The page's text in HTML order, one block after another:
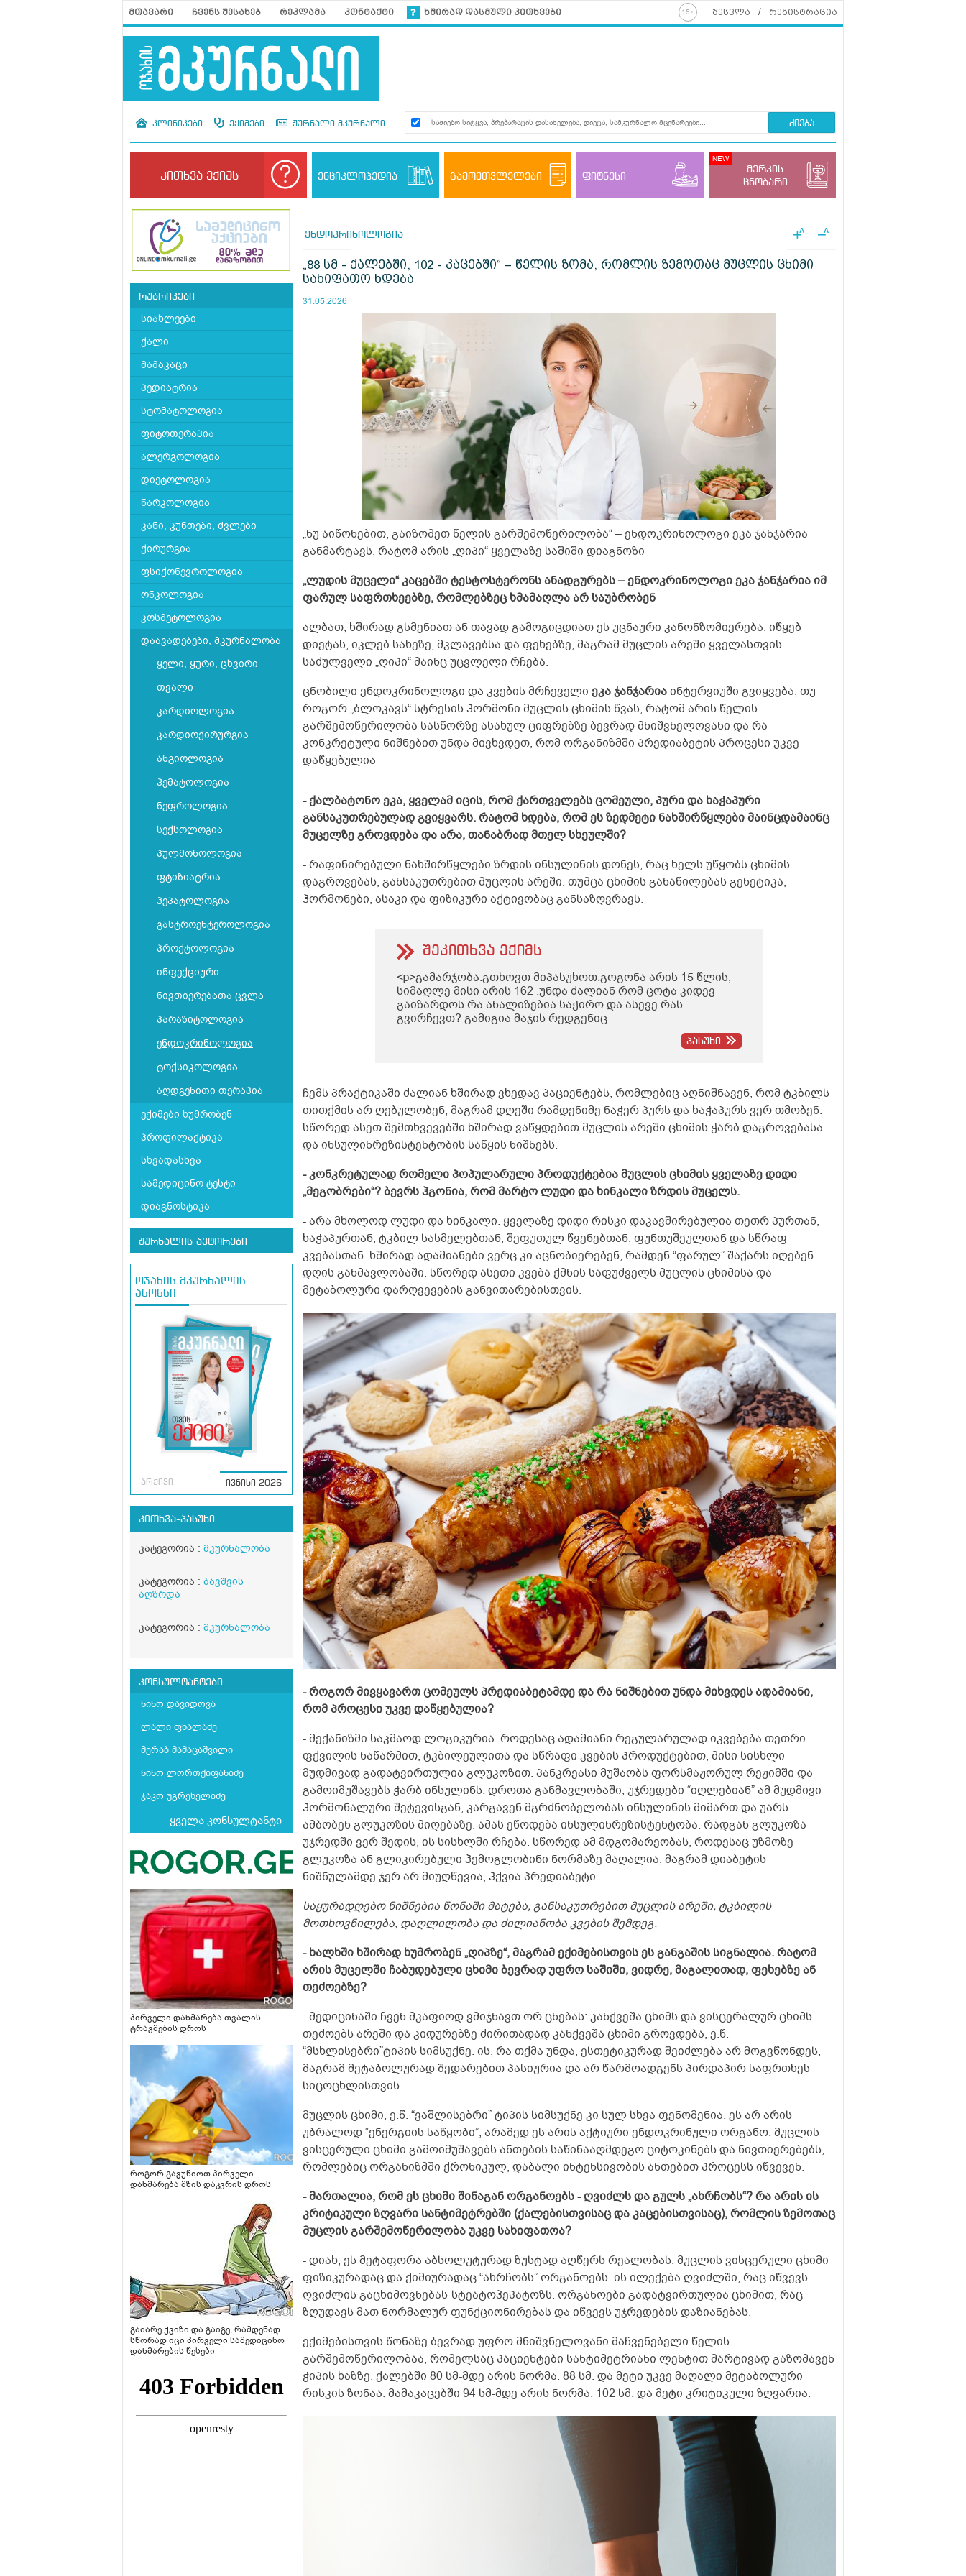
მთავარი ჩვენს შესახებ რეკლამა კონტაქტი ხშირად დასმული კითხვები შესვლა რეგისტრაცია
კლინიკები ექიმები ჟურნალი მკურნალი ძიება
კითხვა ექიმს ენციკლოპედია გამომთვლელები ფიტნესი
მერკის
ცნობარი
რუბრიკები
სიახლეები
ქალი
მამაკაცი
პედიატრია
სტომატოლოგია
ფიტოთერაპია
ალერგოლოგია
დიეტოლოგია
ნარკოლოგია
კანი, კუნთები, ძვლები
ქირურგია
ფსიქონევროლოგია
ონკოლოგია
კოსმეტოლოგია
დაავადებები, მკურნალობა
ყელი, ყური, ცხვირი
თვალი
კარდიოლოგია
კარდიოქირურგია
ანგიოლოგია
ჰემატოლოგია
ნეფროლოგია
სექსოლოგია
პულმონოლოგია
ფტიზიატრია
ჰეპატოლოგია
გასტროენტეროლოგია
პროქტოლოგია
ინფექციური
ნივთიერებათა ცვლა
პარაზიტოლოგია
ენდოკრინოლოგია
ტოქსიკოლოგია
აღდგენითი თერაპია
ექიმები ხუმრობენ
პროფილაქტიკა
სხვადასხვა
სამედიცინო ტესტი
დიაგნოსტიკა
ჟურნალის ავტორები
ოჯახის მკურნალის
ანონსი
არქივი ივნისი 2026
კითხვა-პასუხი
კატეგორია : მკურნალობა
კატეგორია : ბავშვის
აღზრდა
კატეგორია : მკურნალობა
კონსულტანტები
ნინო დავიდოვა
ლალი ფხალაძე
მერაბ მამაცაშვილი
ნინო ლორთქიფანიძე
ჯაკო უგრეხელიძე
ყველა კონსულტანტი
პირველი დახმარება თვალის
ტრავმების დროს
როგორ გავუწიოთ პირველი
დახმარება მზის დაკვრის დროს
გაიარე ქვიზი და გაიგე, რამდენად
სწორად იცი პირველი სამედიცინო
დახმარების წესები
ენდოკრინოლოგია +A −A
„88 სმ - ქალებში, 102 - კაცებში“ – წელის ზომა, რომლის ზემოთაც მუცლის ცხიმი
სახიფათო ხდება
31.05.2026
„ნუ აიწონებით, გაიზომეთ წელის გარშემოწერილობა“ – ენდოკრინოლოგი ეკა ჯანჯარია
განმარტავს, რატომ არის „ღიპი“ ყველაზე საშიში დიაგნოზი
„ლუდის მუცელი“ კაცებში ტესტოსტერონს ანადგურებს – ენდოკრინოლოგი ეკა ჯანჯარია იმ
ფარულ საფრთხეებზე, რომლებზეც ხმამაღლა არ საუბრობენ
ალბათ, ხშირად გსმენიათ ან თავად გამოგიცდიათ ეს უცნაური კანონზომიერება: იწყებ
დიეტას, იკლებ სახეზე, მკლავებსა და ფეხებზე, მაგრამ მუცლის არეში ყველასთვის
საძულველი „ღიპი“ მაინც უცვლელი რჩება.
ცნობილი ენდოკრინოლოგი და კვების მრჩეველი ეკაჯანჯარიაინტერვიუში გვიყვება, თუ
როგორ „ბლოკავს“ სტრესის ჰორმონი მუცლის ცხიმის წვას, რატომ არის წელის
გარშემოწერილობა სასწორზე ასახულ ციფრებზე ბევრად მნიშვნელოვანი და რა
კონკრეტული ნიშნებით უნდა მივხვდეთ, რომ ორგანიზმში პრედიაბეტის პროცესი უკვე
დაწყებულია
- ქალბატონო ეკა, ყველამ იცის, რომ ქართველებს ცომეული, პური და ხაჭაპური
განსაკუთრებულად გვიყვარს. რატომ ხდება, რომ ეს ზედმეტი ნახშირწყლები მაინცდამაინც
მუცელზე გროვდება და არა, თანაბრად მთელ სხეულში?
- რაფინირებული ნახშირწყლები ზრდის ინსულინის დონეს, რაც ხელს უწყობს ცხიმის
დაგროვებას, განსაკუთრებით მუცლის არეში. თუმცა ცხიმის განაწილებას გენეტიკა,
ჰორმონები, ასაკი და ფიზიკური აქტივობაც განსაზღვრავს.
შეკითხვა ექიმს
<p>გამარჯობა.გთხოვთ მიპასუხოთ.გოგონა არის 15 წლის,
სიმაღლე მისი არის 162 .უნდა ძალიან რომ ცოტა კიდევ
გაიზარდოს.რა ანალიზებია საჭირო და ასევე რას
გვირჩევთ? გამიგია მაჯის რედგენიც
საჭიროა.გენეტიკურად მამა მაღალი. დედა იგივე
სიმაღლის 162 სმ.მოხრაც ახასიათებს რადგან აქვს
იტყვით ?</p>
პასუხი
ჩემს პრაქტიკაში ძალიან ხშირად ვხედავ პაციენტებს, რომლებიც აღნიშნავენ, რომ ტკბილს
თითქმის არ ღებულობენ, მაგრამ დღეში რამდენიმე ნაჭერ პურს და ხაჭაპურს ვერ თმობენ.
სწორედ ასეთ შემთხვევებში ხშირად ვაწყდებით მუცლის არეში ცხიმის ჭარბ დაგროვებასა
და ინსულინრეზისტენტობის საწყის ნიშნებს.
- კონკრეტულად რომელი პოპულარული პროდუქტებია მუცლის ცხიმის ყველაზე დიდი
„მეგობრები“? ბევრს ჰგონია, რომ მარტო ლუდი და ხინკალი ზრდის მუცელს.
- არა მხოლოდ ლუდი და ხინკალი. ყველაზე დიდი რისკი დაკავშირებულია თეთრ პურთან,
ხაჭაპურთან, ტკბილ სასმელებთან, შეფუთულ წვენებთან, ფუნთუშეულთან და სწრაფ
კვებასთან. ხშირად ადამიანები ვერც კი აცნობიერებენ, რამდენ “ფარულ” შაქარს იღებენ
დღის განმავლობაში. სწორედ ასეთი კვება ქმნის საფუძველს მუცლის ცხიმისა და
მეტაბოლური დარღვევების განვითარებისთვის.
- როგორ მივყავართ ცომეულს პრედიაბეტამდე და რა ნიშნებით უნდა მიხვდეს ადამიანი,
რომ პროცესი უკვე დაწყებულია?
- მექანიზმი საკმაოდ ლოგიკურია. როდესაც ადამიანი რეგულარულად იკვებება თეთრი
ფქვილის ნაწარმით, ტკბილეულითა და სწრაფი კვების პროდუქტებით, მისი სისხლი
მუდმივად გადატვირთულია გლუკოზით. პანკრეასი მუშაობს ფორსმაჟორულ რეჟიმში და
გამოიმუშავებს ჭარბ ინსულინს. დროთა განმავლობაში, უჯრედები “იღლებიან” ამ მუდმივი
ჰორმონალური შეტევისგან, კარგავენ მგრძნობელობას ინსულინის მიმართ და უარს
ამბობენ გლუკოზის მიღებაზე. ამას ეწოდება ინსულინრეზისტენტობა. რადგან გლუკოზა
უჯრედში ვერ შედის, ის სისხლში რჩება. სწორედ ამ მდგომარეობას, როდესაც უზმოზე
გლუკოზა ან გლიკირებული ჰემოგლობინი ნორმაზე მაღალია, მაგრამ დიაბეტის
ნიშნულამდე ჯერ არ მიუღწევია, ჰქვია პრედიაბეტი.
საყურადღებო ნიშნებია წონაში მატება, განსაკუთრებით მუცლის არეში, ტკბილის
მოთხოვნილება, დაღლილობა და ძილიანობა კვების შემდეგ.
- ხალხში ხშირად ხუმრობენ „ღიპზე“, მაგრამ ექიმებისთვის ეს განგაშის სიგნალია. რატომ
არის მუცელში ჩაბუდებული ცხიმი ბევრად უფრო საშიში, ვიდრე, მაგალითად, ფეხებზე ან
თეძოებზე?
- მედიცინაში ჩვენ მკაფიოდ ვმიჯნავთ ორ ცნებას: კანქვეშა ცხიმს და ვისცერალურ ცხიმს.
თეძოებს არეში და კიდურებზე ძირითადად კანქვეშა ცხიმი გროვდება, ე.წ.
“მსხლისებრი”ტიპის სიმსუქნე. ის, რა თქმა უნდა, ესთეტიკურად შეიძლება არ მოგვწონდეს,
მაგრამ მეტაბოლურად შედარებით პასიურია და არ წარმოადგენს პირდაპირ საფრთხეს
სიცოცხლისთვის.
მუცლის ცხიმი, ე.წ. “ვაშლისებრი” ტიპის სიმსუქნე კი სულ სხვა ფენომენია. ეს არ არის
უბრალოდ “ენერგიის საწყობი”, არამედ ეს არის აქტიური ენდოკრინული ორგანო. მუცლის
ვისცერული ცხიმი გამოიმუშავებს ანთების საწინააღმდეგო ციტოკინებს და ნივთიერებებს,
რომლებიც ორგანიზმში ქრონიკულ, დაბალი ინტენსივობის ანთებით პროცესს იწვევენ.
- მართალია, რომ ეს ცხიმი შინაგან ორგანოებს - ღვიძლს და გულს „ახრჩობს“? რა არის ის
კრიტიკული ზღვარი სანტიმეტრებში (ქალებისთვისაც და კაცებისთვისაც), რომლის ზემოთაც
მუცლის გარშემოწერილობა უკვე სახიფათოა?
- დიახ, ეს მეტაფორა აბსოლუტურად ზუსტად აღწერს რეალობას. მუცლის ვისცერული ცხიმი
ფიზიკურადაც და ქიმიურადაც “ახრჩობს” ორგანოებს. ის ილექება ღვიძლში, რაც იწვევს
ღვიძლის გაცხიმოვნებას-სტეატოჰეპატოზს. ორგანოები გადატვირთულია ცხიმით, რაც
ზღუდავს მათ ნორმალურ ფუნქციონირებას და იწვევს უჯრედების დაზიანებას.
ექიმებისთვის წონაზე ბევრად უფრო მნიშვნელოვანი მაჩვენებელი წელის
გარშემოწერილობაა, რომელსაც პაციენტები სანტიმეტრიანი ლენტით მარტივად გაზომავენ
ჭიპის ხაზზე. ქალებში 80 სმ-მდე არის ნორმა. 88 სმ. და მეტი უკვე მაღალი მეტაბოლური
რისკის ზონაა. მამაკაცებში 94 სმ-მდე არის ნორმა. 102 სმ. და მეტი კრიტიკული ზღვარია.